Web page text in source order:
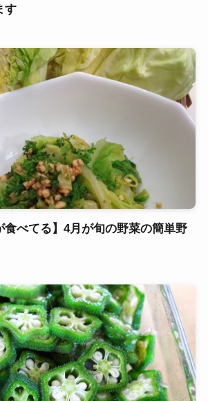
す
食べてる】4月が旬の野菜の簡単野